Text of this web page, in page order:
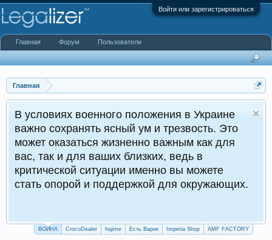
Войти или зарегистрироваться
Главная
В условиях военного положения в Украине
важно сохранять ясный ум и трезвость. Это
может оказаться жизненно важным как для
вас, так и для ваших близких, ведь в
критической ситуации именно вы можете
стать опорой и поддержкой для окружающих.
ВОЙНА CrocoDealer hajime Есть Варик Imperia Shop AMF FACTORY
Главная Форум Пользователи